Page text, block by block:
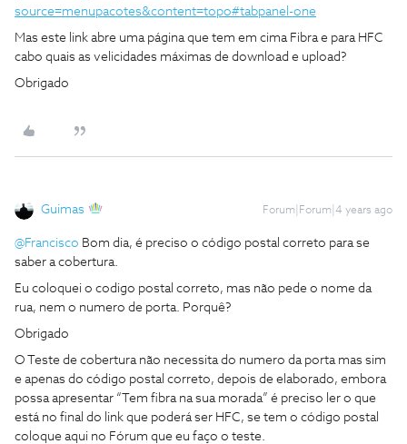
source=menupacotes&content=topo#tabpanel-one
Mas este link abre uma página que tem em cima Fibra e para HFC
cabo quais as velicidades máximas de download e upload?
Obrigado
Guimas Forum|Forum|4 years ago
@Francisco Bom dia, é preciso o código postal correto para se
saber a cobertura.
Eu coloquei o codigo postal correto, mas não pede o nome da
rua, nem o numero de porta. Porquê?
Obrigado
O Teste de cobertura não necessita do numero da porta mas sim
e apenas do código postal correto, depois de elaborado, embora
possa apresentar “Tem fibra na sua morada” é preciso ler o que
está no final do link que poderá ser HFC, se tem o código postal
coloque aqui no Fórum que eu faço o teste.